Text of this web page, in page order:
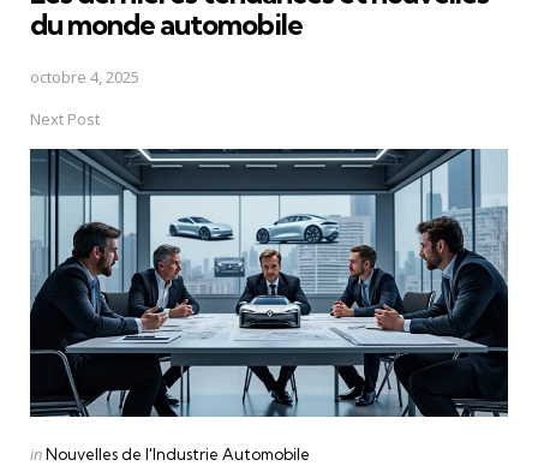
du monde automobile
octobre 4, 2025
Next Post
Posted
inNouvelles de l'Industrie Automobile